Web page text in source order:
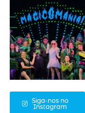
Siga-nos no
Instagram